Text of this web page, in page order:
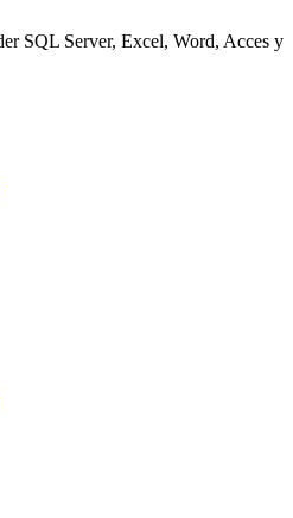
SQL Server, Excel, Word, Acces y